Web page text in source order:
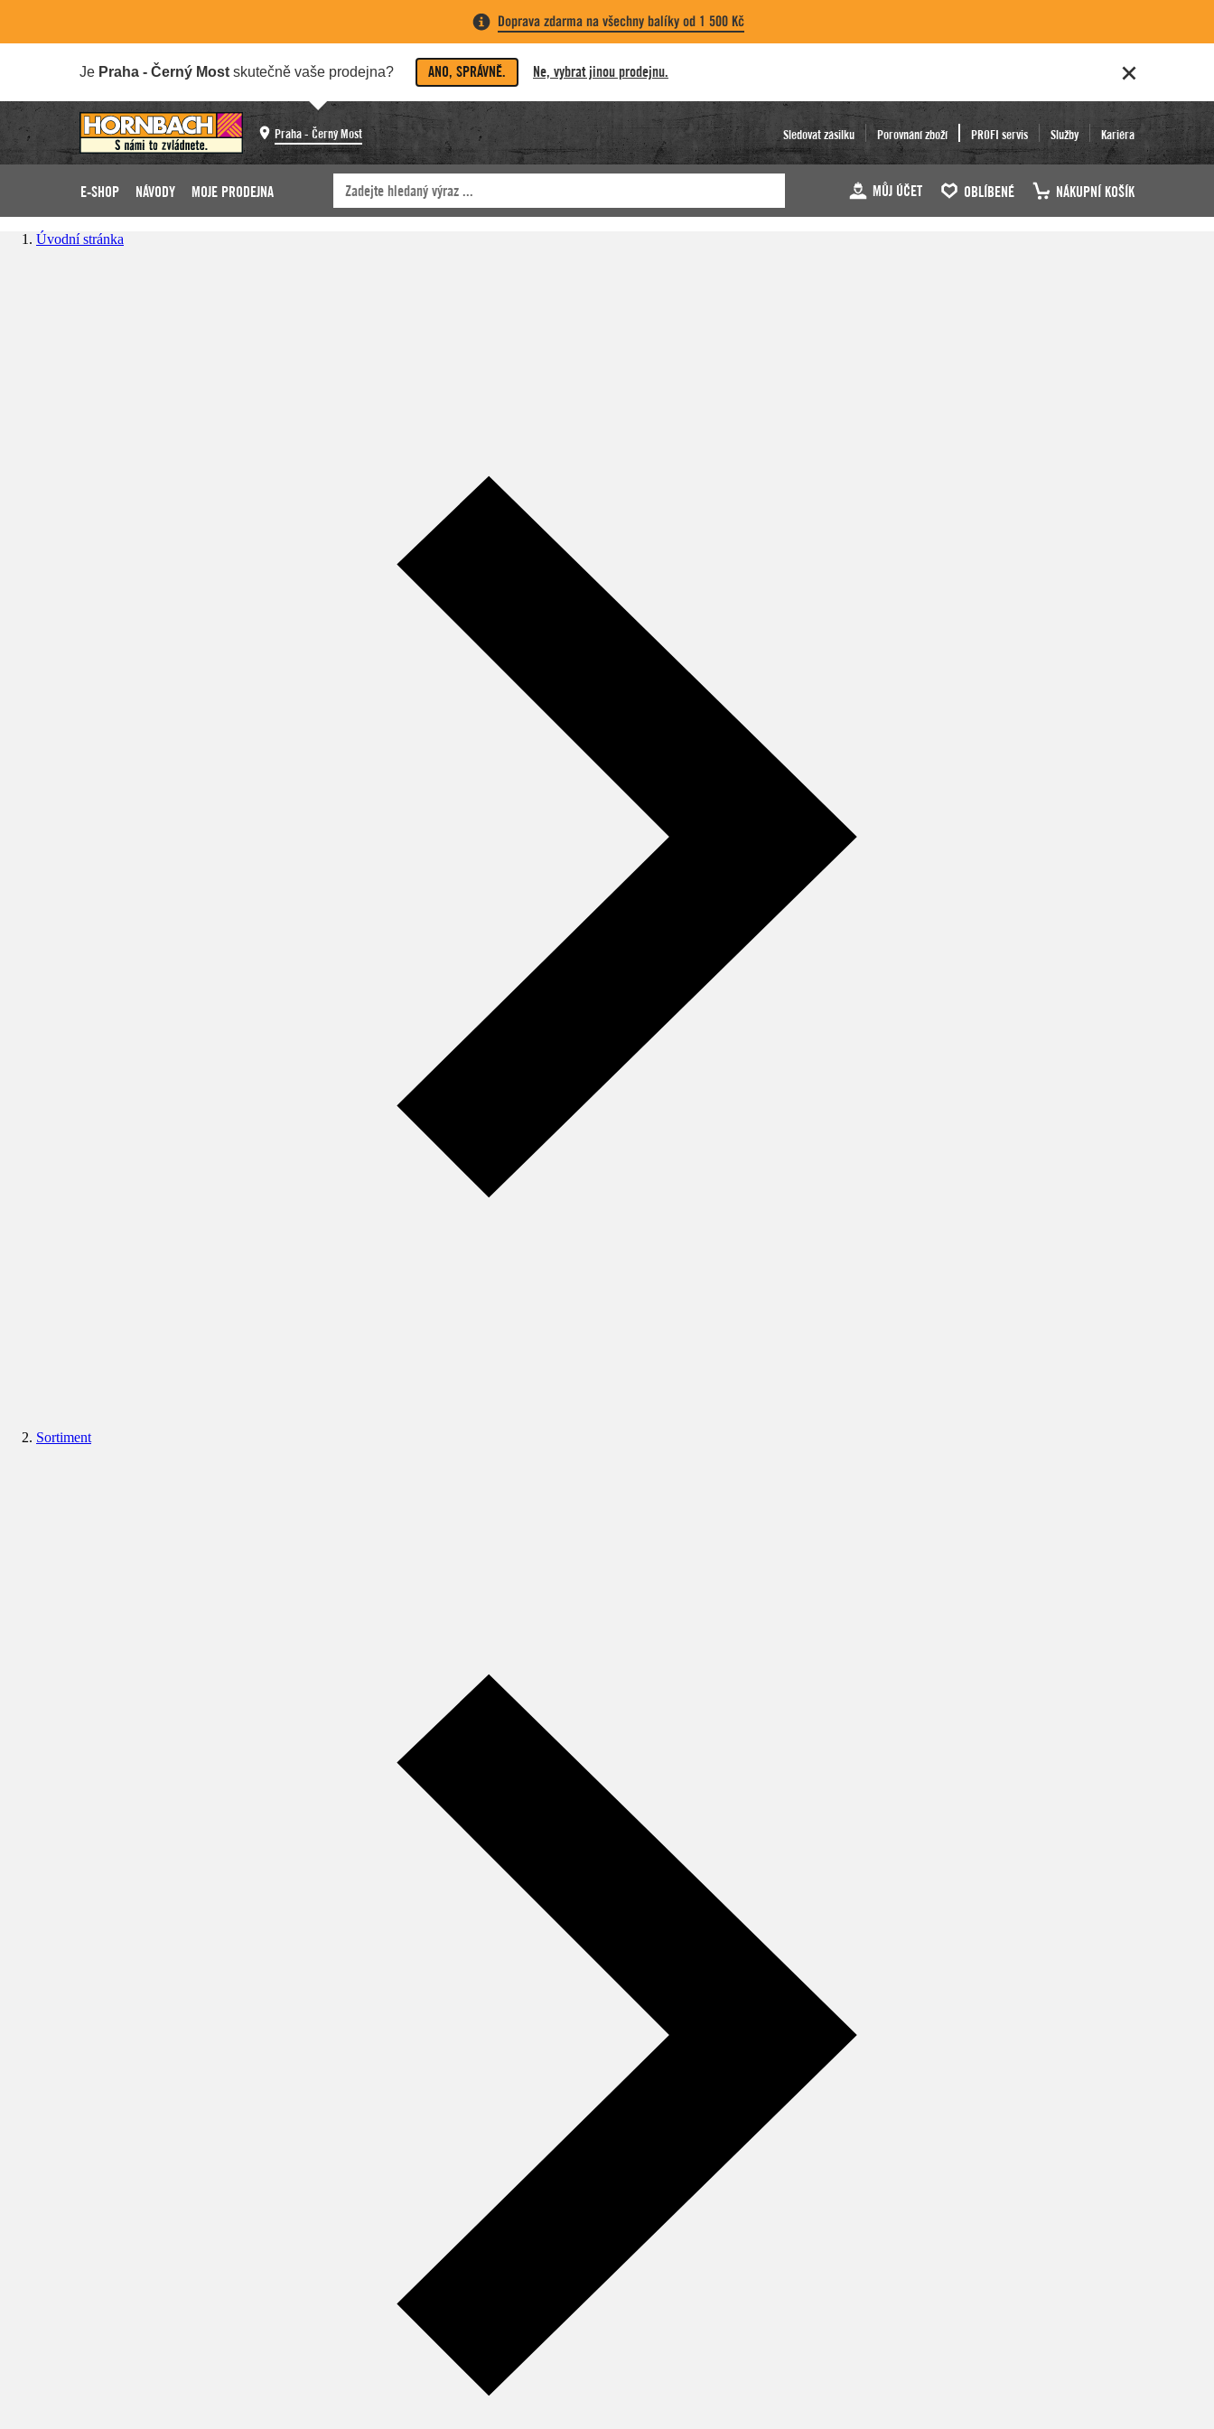
Doprava zdarma na všechny balíky od 1 500 Kč
Je Praha - Černý Most skutečně vaše prodejna? ANO, SPRÁVNĚ. Ne, vybrat jinou prodejnu.
Praha - Černý Most Sledovat zásilku Porovnání zboží PROFI servis Služby Kariéra
E-SHOP NÁVODY MOJE PRODEJNA MŮJ ÚČET OBLÍBENÉ NÁKUPNÍ KOŠÍK
Úvodní stránka
Sortiment